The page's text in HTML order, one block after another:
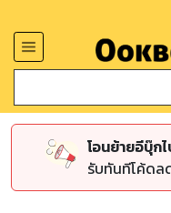
โอนย้ายอีบุ๊ก
รับทันทีโค้ดล